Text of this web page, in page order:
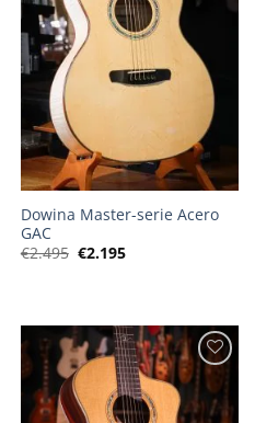
Dowina Master-serie Acero
GAC
€2.495 Oorspronkelijke
prijs
€2.195Huidige
prijs